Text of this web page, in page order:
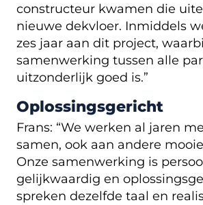
constructeur kwamen die
nieuwe dekvloer. Inmiddels
zes jaar aan dit project,
samenwerking tussen alle
uitzonderlijk goed is.”
Oplossingsgericht
Frans: “We werken al jaren
samen, ook aan andere
Onze samenwerking is
gelijkwaardig en
spreken dezelfde taal en